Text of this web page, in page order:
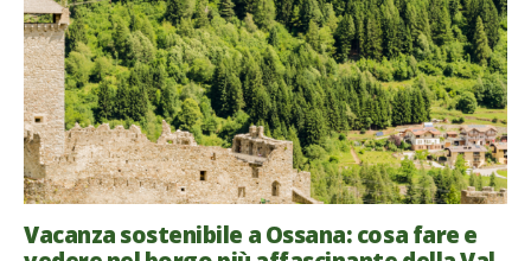
Vacanza sostenibile a Ossana: cosa fare e